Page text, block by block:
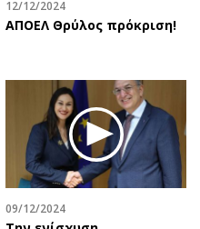
12/12/2024
ΑΠΟΕΛ Θρύλος πρόκριση!
09/12/2024